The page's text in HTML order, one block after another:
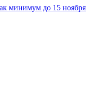
минимум до 15 ноября